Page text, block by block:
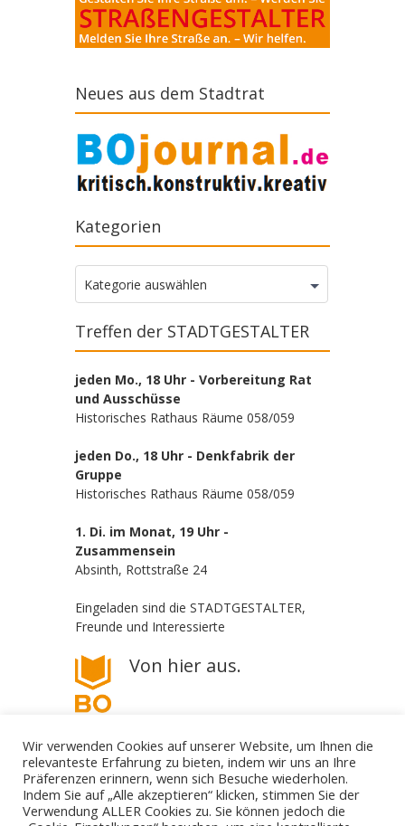
Neues aus dem Stadtrat
Kategorien
Kategorien
Kategorie auswählen
Treffen der STADTGESTALTER
jeden Mo., 18 Uhr - Vorbereitung Rat
und Ausschüsse
Historisches Rathaus Räume 058/059
jeden Do., 18 Uhr - Denkfabrik der
Gruppe
Historisches Rathaus Räume 058/059
1. Di. im Monat, 19 Uhr -
Zusammensein
Absinth, Rottstraße 24
Eingeladen sind die STADTGESTALTER,
Freunde und Interessierte
Von hier aus.
Wir verwenden Cookies auf unserer Website, um Ihnen die
relevanteste Erfahrung zu bieten, indem wir uns an Ihre
Präferenzen erinnern, wenn sich Besuche wiederholen.
Indem Sie auf „Alle akzeptieren“ klicken, stimmen Sie der
Verwendung ALLER Cookies zu. Sie können jedoch die